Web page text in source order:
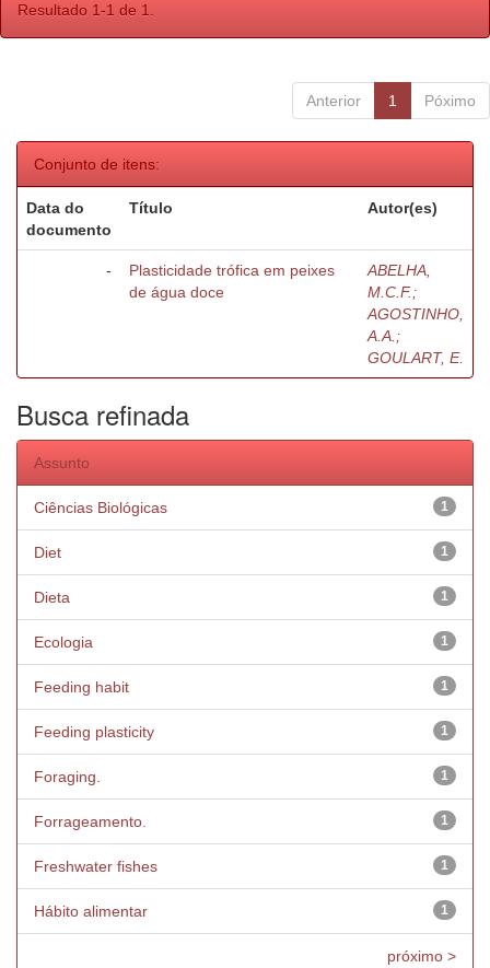
Resultado 1-1 de 1.
Anterior 1 Póximo
Conjunto de itens:
Data do
documento
Título Autor(es)
-
Plasticidade trófica em peixes
de água doce
ABELHA,
M.C.F.;
AGOSTINHO,
A.A.;
GOULART, E.
Busca refinada
Assunto
1
Ciências Biológicas
1
Diet
1
Dieta
1
Ecologia
1
Feeding habit
1
Feeding plasticity
1
Foraging.
1
Forrageamento.
1
Freshwater fishes
1
Hábito alimentar
próximo >